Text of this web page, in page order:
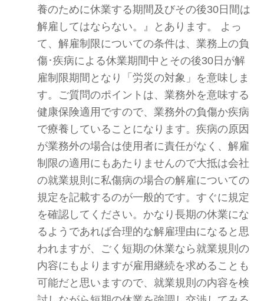
養のために休業する期間及びその後30日間は
解雇してはならない。』とあります。 よっ
て、解雇制限についての条件は、業務上の負
傷･疾病による休業期間中とその後30日が解
雇制限期間となり「労災の対象」を意味しま
す。ご質問のポイントは、業務外を意味する
健康保険適用ですので、業務外の負傷か疾病
で療養していることになります。疾病の原因
が業務外の場合は使用者に責任がなく、解雇
制限の適用にもあたりませんので大抵は会社
の就業規則に私傷病の場合の解雇についての
規定を記載するのが一般的です。すぐに規定
を確認してください。かなり長期の休業にな
るようであれば合理的な解雇理由になると思
われますが、ごく短期の休業なら就業規則の
内容にもよりますが雇用継続を求めることも
可能だと思いますので、就業規則の内容を検